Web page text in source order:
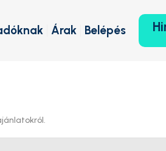
Belépés
Árak